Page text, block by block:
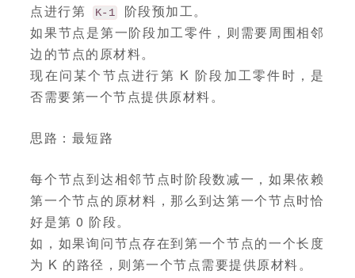
点进行第
K-1
阶段预加工。
如果节点是第一阶段加工零件，则需要周围相邻
边的节点的原材料。
现在问某个节点进行第 K 阶段加工零件时，是
否需要第一个节点提供原材料。
思路：最短路
每个节点到达相邻节点时阶段数减一，如果依赖
第一个节点的原材料，那么到达第一个节点时恰
好是第 0 阶段。
如，如果询问节点存在到第一个节点的一个长度
为 K 的路径，则第一个节点需要提供原材料。